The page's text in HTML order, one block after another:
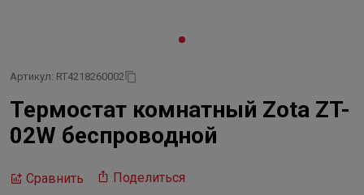
Артикул: RT4218260002
Термостат комнатный Zota ZT-
02W беспроводной
Сравнить Поделиться